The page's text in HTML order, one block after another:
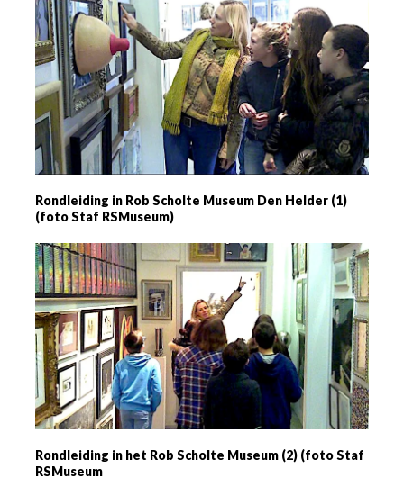
Rondleiding in Rob Scholte Museum Den Helder (1)
(foto Staf RSMuseum)
Rondleiding in het Rob Scholte Museum (2) (foto Staf
RSMuseum